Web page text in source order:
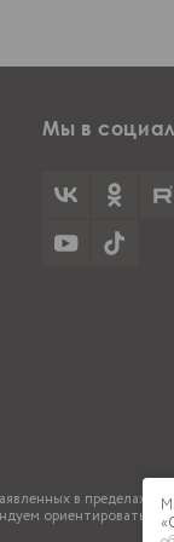
Мы в
в пределах 5
ориентироваться